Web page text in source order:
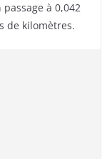
à 0,042
de kilomètres.